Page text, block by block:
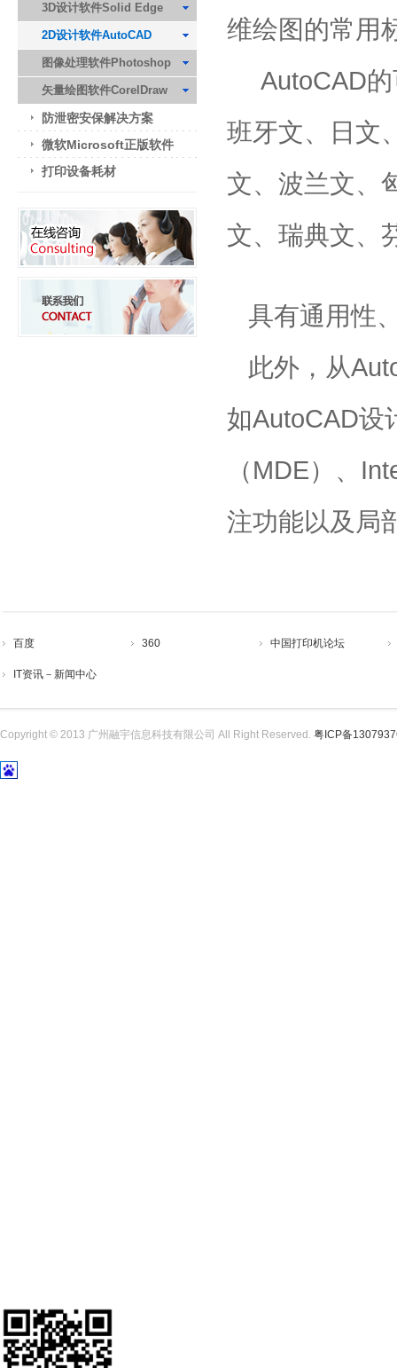
3D设计软件Solid Edge
2D设计软件AutoCAD
图像处理软件Photoshop
矢量绘图软件CorelDraw
防泄密安保解决方案
微软Microsoft正版软件
打印设备耗材
维绘图的常用
AutoCAD
班牙文、日文
文、波兰文、
文、瑞典文、
具有通用性
此外，从
如AutoCAD设
（MDE）、
注功能以及局
百度 360 中国打印机论坛
IT资讯－新闻中心
Copyright © 2013 广州融宇信息科技有限公司 All Right Reserved. 粤ICP备